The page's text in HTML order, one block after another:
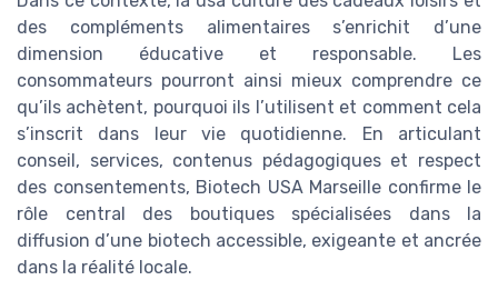
des compléments alimentaires s’enrichit d’une
dimension éducative et responsable. Les
consommateurs pourront ainsi mieux comprendre ce
qu’ils achètent, pourquoi ils l’utilisent et comment cela
s’inscrit dans leur vie quotidienne. En articulant
conseil, services, contenus pédagogiques et respect
des consentements, Biotech USA Marseille confirme le
rôle central des boutiques spécialisées dans la
diffusion d’une biotech accessible, exigeante et ancrée
dans la réalité locale.